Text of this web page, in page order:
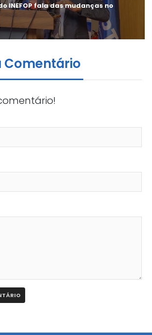
INEFOP fala das mudanças no
Comentário